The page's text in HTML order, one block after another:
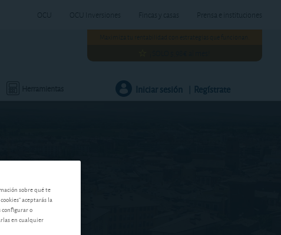
OCU OCU Inversiones Fincas y casas Prensa e instituciones
Maximiza tu rentabilidad con estrategias que funcionan.
Iniciar sesión | Regístrate
sobre qué te
aceptarás la
configurar o
en cualquier